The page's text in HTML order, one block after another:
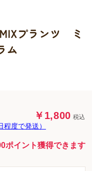
プランツ ミ
ム
￥1,800 税込
度で発送）
ポイント獲得できます